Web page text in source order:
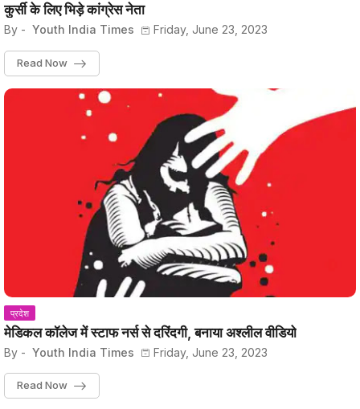
कुर्सी के लिए भिड़े कांग्रेस नेता
By - Youth India Times Friday, June 23, 2023
Read Now
प्रदेश
मेडिकल कॉलेज में स्टाफ नर्स से दरिंदगी, बनाया अश्लील वीडियो
By - Youth India Times Friday, June 23, 2023
Read Now